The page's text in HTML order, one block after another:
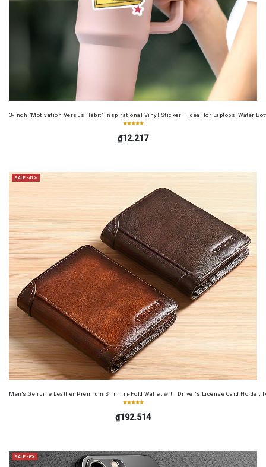
3-Inch "Motivation Versus Habit" Inspirational Vinyl Sticker – Ideal for Laptops, Water
₫12.217
SALE -41%
Men's Genuine Leather Premium Slim Tri-Fold Wallet with Driver's License Card Holder,
₫192.514
SALE -8%